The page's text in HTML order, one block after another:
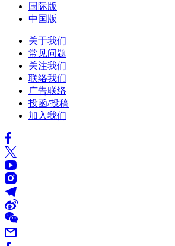
国际版
中国版
关于我们
常见问题
关注我们
联络我们
广告联络
投函/投稿
加入我们